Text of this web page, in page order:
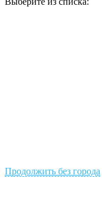
Продолжить без города